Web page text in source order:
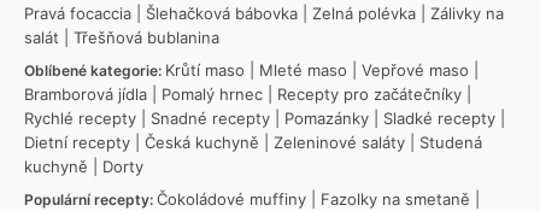
Pravá focaccia
Šlehačková bábovka Zelná polévka
Zálivky na
salát
Třešňová bublanina
Oblíbené kategorie: Krůtí maso Mleté maso Vepřové maso
Bramborová jídla
Pomalý hrnec Recepty pro začátečníky
Rychlé recepty
Snadné recepty Pomazánky Sladké recepty
Dietní recepty
Česká kuchyně Zeleninové saláty
Studená
kuchyně
Dorty
Populární recepty: Čokoládové muffiny Fazolky na smetaně